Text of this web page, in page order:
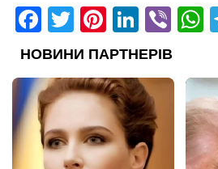
Facebook
Twitter
Pinterest